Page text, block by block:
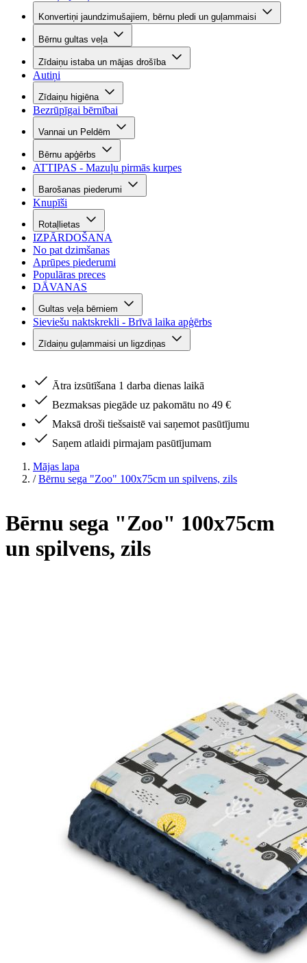
Konvertiņi jaundzimušajiem, bērnu pledi un guļammaisi
Bērnu gultas veļa
Zīdaiņu istaba un mājas drošība
Autiņi
Zīdaiņu higiēna
Bezrūpīgai bērnībai
Vannai un Peldēm
Bērnu apģērbs
ATTIPAS - Mazuļu pirmās kurpes
Barošanas piederumi
Knupīši
Rotaļlietas
IZPĀRDOŠANA
No pat dzimšanas
Aprūpes piederumi
Populāras preces
DĀVANAS
Gultas veļa bērniem
Sieviešu naktskrekli - Brīvā laika apģērbs
Zīdaiņu guļammaisi un ligzdiņas
Ātra izsūtīšana 1 darba dienas laikā
Bezmaksas piegāde uz pakomātu no 49 €
Maksā droši tiešsaistē vai saņemot pasūtījumu
Saņem atlaidi pirmajam pasūtījumam
Mājas lapa
/ Bērnu sega "Zoo" 100x75cm un spilvens, zils
Bērnu sega "Zoo" 100x75cm
un spilvens, zils